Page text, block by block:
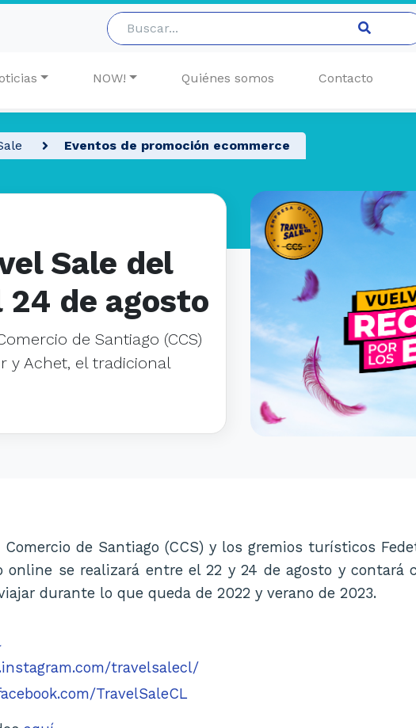
NOW! Quiénes somos Contacto
Eventos de promoción ecommerce
Sale del
de agosto
de Santiago (CCS)
y Achet, el tradicional
Comercio de Santiago (CCS) y los gremios turísticos
se realizará entre el 22 y 24 de agosto y contará
durante lo que queda de 2022 y verano de 2023.
travelsalecl/
TravelSaleCL